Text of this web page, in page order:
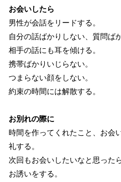
お会いしたら
男性が会話をリードする。
自分の話ばかりしない、質問ば
相手の話にも耳を傾ける。
携帯ばかりいじらない。
つまらない顔をしない。
約束の時間には解散する。
お別れの際に
時間を作ってくれたこと、お会
礼する。
次回もお会いしたいなと思った
お誘いをする。